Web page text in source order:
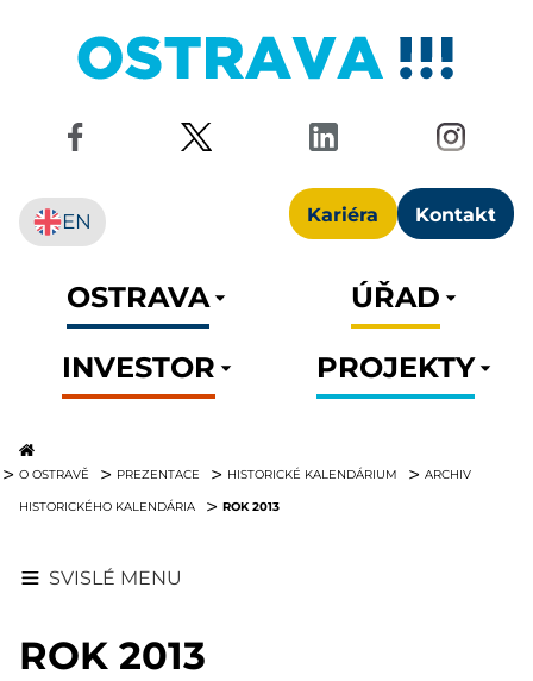
Kariéra Kontakt
EN
OSTRAVA
ÚŘAD
INVESTOR
PROJEKTY
O OSTRAVĚ PREZENTACE HISTORICKÉ KALENDÁRIUM ARCHIV
HISTORICKÉHO KALENDÁRIA ROK 2013
SVISLÉ MENU
ROK 2013